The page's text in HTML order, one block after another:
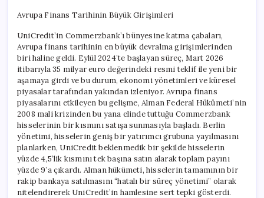
Avrupa Finans Tarihinin Büyük Girişimleri
UniCredit’in Commerzbank’ı bünyesine katma çabaları,
Avrupa finans tarihinin en büyük devralma girişimlerinden
biri haline geldi. Eylül 2024’te başlayan süreç, Mart 2026
itibarıyla 35 milyar euro değerindeki resmi teklif ile yeni bir
aşamaya girdi ve bu durum, ekonomi yönetimleri ve küresel
piyasalar tarafından yakından izleniyor. Avrupa finans
piyasalarını etkileyen bu gelişme, Alman Federal Hükümeti’nin
2008 mali krizinden bu yana elinde tuttuğu Commerzbank
hisselerinin bir kısmını satışa sunmasıyla başladı. Berlin
yönetimi, hisselerin geniş bir yatırımcı grubuna yayılmasını
planlarken, UniCredit beklenmedik bir şekilde hisselerin
yüzde 4,5’lik kısmını tek başına satın alarak toplam payını
yüzde 9’a çıkardı. Alman hükümeti, hisselerin tamamının bir
rakip bankaya satılmasını “hatalı bir süreç yönetimi” olarak
nitelendirerek UniCredit’in hamlesine sert tepki gösterdi.